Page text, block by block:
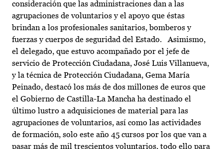
consideración que las administraciones dan a las
agrupaciones de voluntarios y el apoyo que éstas
brindan a los profesionales sanitarios, bomberos y
fuerzas y cuerpos de seguridad del Estado. Asimismo,
el delegado, que estuvo acompañado por el jefe de
servicio de Protección Ciudadana, José Luis Villanueva,
y la técnica de Protección Ciudadana, Gema María
Peinado, destacó los más de dos millones de euros que
el Gobierno de Castilla-La Mancha ha destinado el
último lustro a adquisiciones de material para las
agrupaciones de voluntarios, así como las actividades
de formación, solo este año 45 cursos por los que van a
pasar más de mil trescientos voluntarios, todo ello para